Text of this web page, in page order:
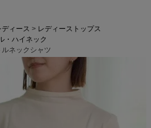
ィース
レディーストップス
・ハイネック
ネックシャツ